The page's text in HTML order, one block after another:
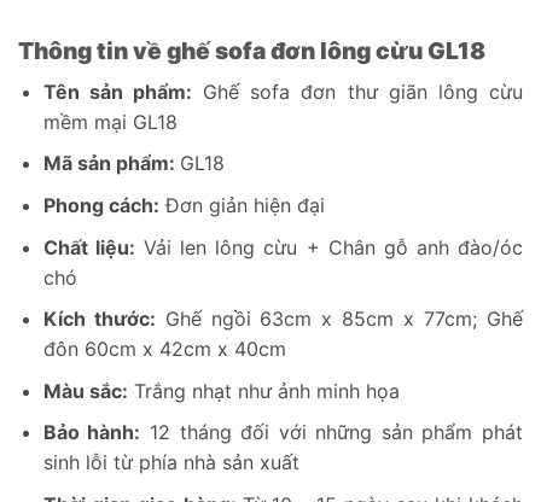
Thông tin về ghế sofa đơn lông cừu GL18
Tên sản phẩm: Ghế sofa đơn thư giãn lông cừu
mềm mại GL18
Mã sản phẩm: GL18
Phong cách: Đơn giản hiện đại
Chất liệu: Vải len lông cừu + Chân gỗ anh đào/óc
chó
Kích thước: Ghế ngồi 63cm x 85cm x 77cm; Ghế
đôn 60cm x 42cm x 40cm
Màu sắc: Trắng nhạt như ảnh minh họa
Bảo hành: 12 tháng đối với những sản phẩm phát
sinh lỗi từ phía nhà sản xuất